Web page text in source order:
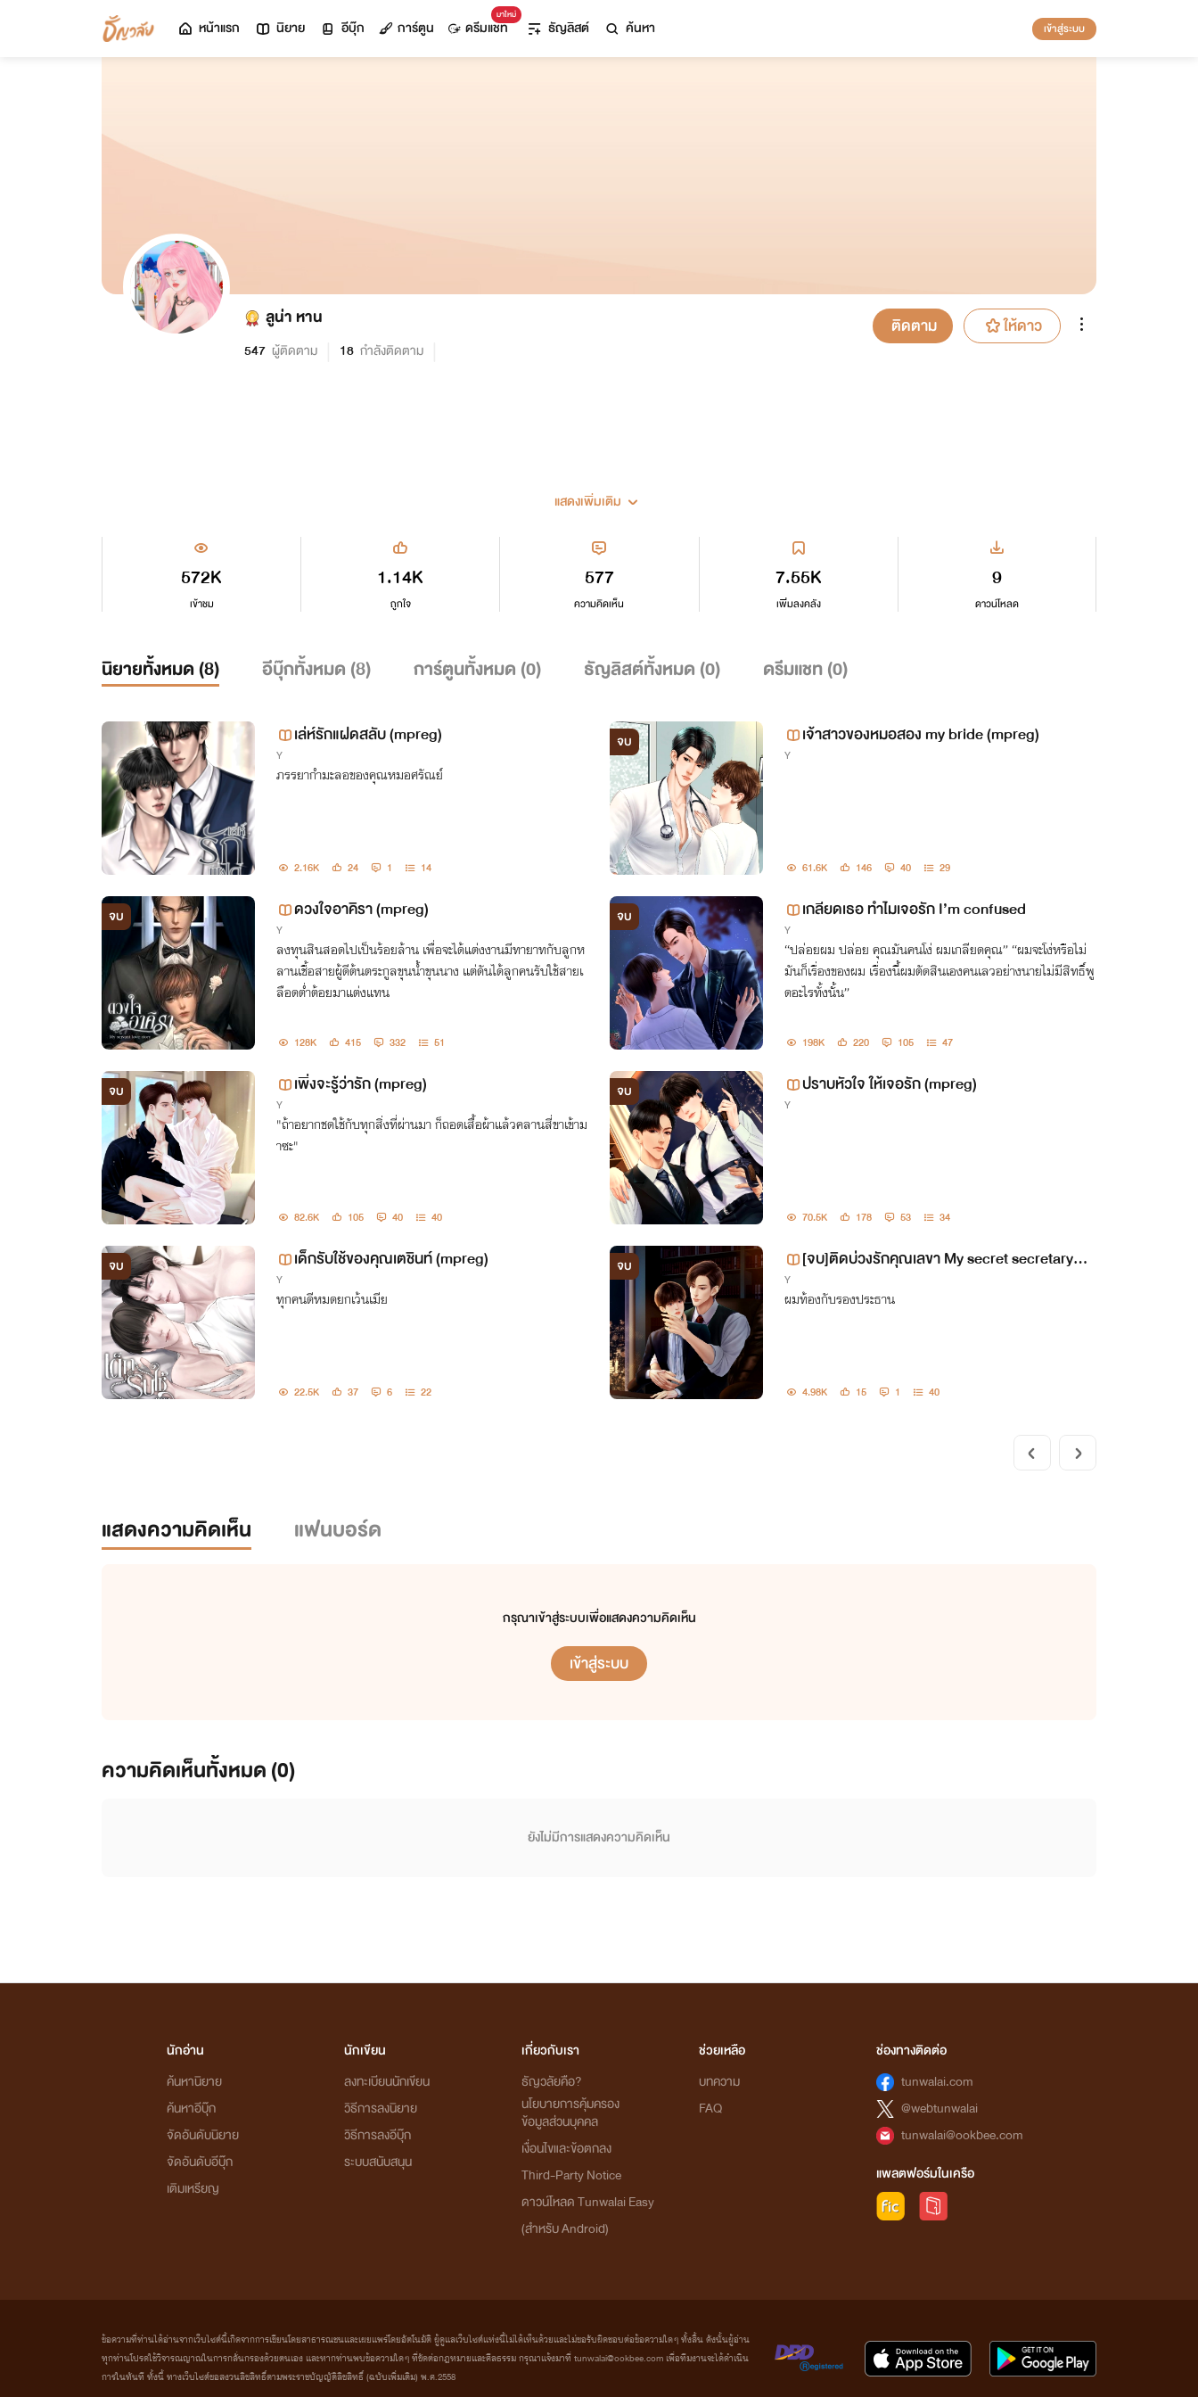
หน้าแรก นิยาย อีบุ๊ก การ์ตูน
มาใหม่
ดรีมแชท ธัญลิสต์ ค้นหา เข้าสู่ระบบ
ลูน่า หาน
547 ผู้ติดตาม 18 กำลังติดตาม
ติดตาม ให้ดาว
แสดงเพิ่มเติม
572K
เข้าชม
7.55K
เพิ่มลงคลัง
1.14K
ถูกใจ
9
ดาวน์โหลด
577
ความคิดเห็น
นิยายทั้งหมด (8) อีบุ๊กทั้งหมด (8) การ์ตูนทั้งหมด (0) ธัญลิสต์ทั้งหมด (0) ดรีมแชท (0)
เล่ห์รักแฝดสลับ (mpreg)
Y
ภรรยากำมะลอของคุณหมอศรัณย์
2.16K 24 1 14
จบ เจ้าสาวของหมอสอง my bride (mpreg)
Y
61.6K 146 40 29
จบ ดวงใจอาคิรา (mpreg)
Y
ลงทุนสินสอดไปเป็นร้อยล้าน เพื่อจะได้แต่งงานมีทายาทกับลูกห
ลานเชื้อสายผู้ดีต้นตระกูลขุนน้ำขุนนาง แต่ดันได้ลูกคนรับใช้สายเ
ลือดต่ำต้อยมาแต่งแทน
128K 415 332 51
จบ เกลียดเธอ ทำไมเจอรัก I’m confused
Y
“ปล่อยผม ปล่อย คุณมันคนโง่ ผมเกลียดคุณ” “ผมจะโง่หรือไม่
มันก็เรื่องของผม เรื่องนี้ผมตัดสินเองคนเลวอย่างนายไม่มีสิทธิ์พู
ดอะไรทั้งนั้น”
198K 220 105 47
จบ เพิ่งจะรู้ว่ารัก (mpreg)
Y
"ถ้าอยากชดใช้กับทุกสิ่งที่ผ่านมา ก็ถอดเสื้อผ้าแล้วคลานสี่ขาเข้าม
าซะ"
82.6K 105 40 40
จบ ปราบหัวใจ ให้เจอรัก (mpreg)
Y
70.5K 178 53 34
จบ เด็กรับใช้ของคุณเตชินท์ (mpreg)
Y
ทุกคนดีหมดยกเว้นเมีย
22.5K 37 6 22
จบ
[จบ]ติดบ่วงรักคุณเลขา My secret secretary
(mpreg)
Y
ผมท้องกับรองประธาน
4.98K 15 1 40
แสดงความคิดเห็น แฟนบอร์ด
กรุณาเข้าสู่ระบบเพื่อแสดงความคิดเห็น
เข้าสู่ระบบ
ความคิดเห็นทั้งหมด (0)
ยังไม่มีการแสดงความคิดเห็น
นักอ่าน
ค้นหานิยาย
ค้นหาอีบุ๊ก
จัดอันดับนิยาย
จัดอันดับอีบุ๊ก
เติมเหรียญ
นักเขียน
ลงทะเบียนนักเขียน
วิธีการลงนิยาย
วิธีการลงอีบุ๊ก
ระบบสนับสนุน
เกี่ยวกับเรา
ธัญวลัยคือ?
นโยบายการคุ้มครอง
ข้อมูลส่วนบุคคล
เงื่อนไขและข้อตกลง
Third-Party Notice
ดาวน์โหลด Tunwalai Easy
(สำหรับ Android)
ช่วยเหลือ
บทความ
FAQ
ช่องทางติดต่อ
tunwalai.com
@webtunwalai
tunwalai@ookbee.com
แพลตฟอร์มในเครือ
ข้อความที่ท่านได้อ่านจากเว็บไซต์นี้เกิดจากการเขียนโดยสาธารณชนและเผยแพร่โดยอัตโนมัติ ผู้ดูแลเว็บไซต์แห่งนี้ไม่ได้เห็นด้วยและไม่ขอรับผิดชอบต่อข้อความใดๆ ทั้งสิ้น ดังนั้นผู้อ่าน
ทุกท่านโปรดใช้วิจารณญาณในการกลั่นกรองด้วยตนเอง และหากท่านพบข้อความใดๆ ที่ขัดต่อกฎหมายและศีลธรรม กรุณาแจ้งมาที่ tunwalai@ookbee.com เพื่อทีมงานจะได้ดำเนิน
การในทันที ทั้งนี้ ทางเว็บไซต์ขอสงวนลิขสิทธิ์ตามพระราชบัญญัติลิขสิทธิ์ (ฉบับเพิ่มเติม) พ.ศ.2558